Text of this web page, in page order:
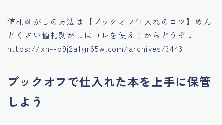
値札剥がしの方法は
【ブックオフ仕入れのコツ】めん
どくさい値札剥がしはコレを使え！ からどうぞ↓
https://xn--b9j2a1gr65w.com/archives/3443
ブックオフで仕入れた本を上手に保管
しよう